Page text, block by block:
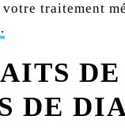
votre traitement
DE